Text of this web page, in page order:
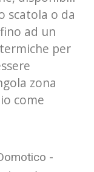
scatola o da
ad un
per
zona
come